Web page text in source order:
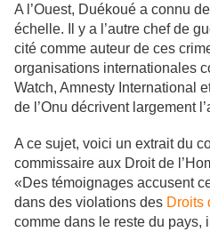
A l’Ouest, Duékoué a connu
échelle. Il y a l’autre chef de
cité comme auteur de ces
organisations internationales
Watch, Amnesty International
de l’Onu décrivent largement
A ce sujet, voici un extrait du
commissaire aux Droit de
«Des témoignages accusent
dans des violations des Droits
comme dans le reste du pays,